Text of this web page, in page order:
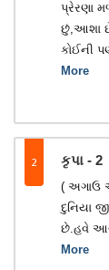
પ્રેરણા
છું,આશા
કોઈની
More
2 કૃપા - 2
( અગાઉ
દુનિયા
છે.હવે
More